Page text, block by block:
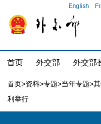
English
首页 外交部 外交部
首页>资料>专题>当年专题>
利举行